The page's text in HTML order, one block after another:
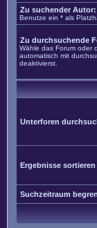
Zu suchender Autor:
Benutze ein * als
Zu durchsuchende
Wähle das Forum oder
automatisch mit
deaktivierst.
Unterforen
Ergebnisse sortieren
Suchzeitraum